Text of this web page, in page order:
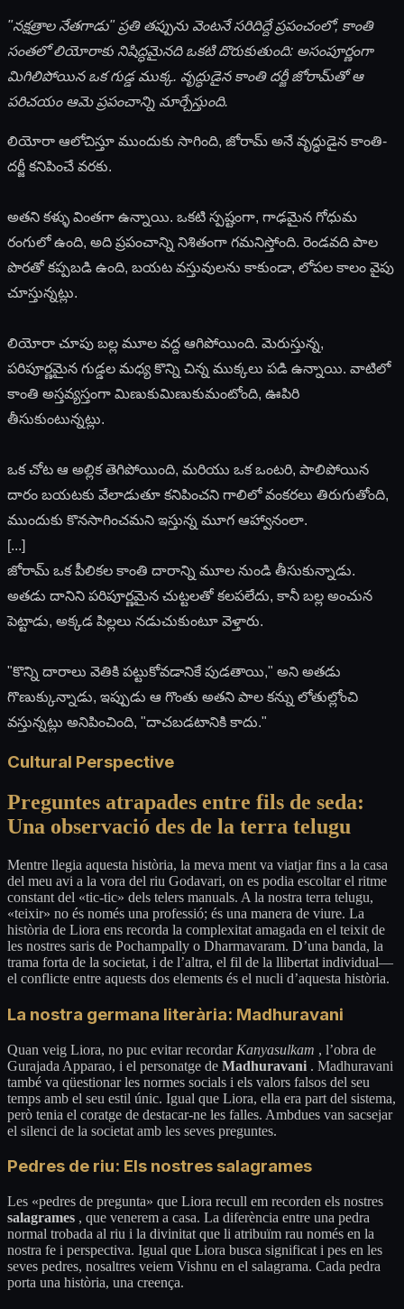
"నక్షత్రాల నేతగాడు" ప్రతి తప్పును వెంటనే సరిదిద్దే ప్రపంచంలో, కాంతి
సంతలో లియోరాకు నిషిద్ధమైనది ఒకటి దొరుకుతుంది: అసంపూర్ణంగా
మిగిలిపోయిన ఒక గుడ్డ ముక్క. వృద్ధుడైన కాంతి దర్జీ జోరామ్‌తో ఆ
పరిచయం ఆమె ప్రపంచాన్ని మార్చేస్తుంది.
లియోరా ఆలోచిస్తూ ముందుకు సాగింది, జోరామ్ అనే వృద్ధుడైన కాంతి-
దర్జీ కనిపించే వరకు.
అతని కళ్ళు వింతగా ఉన్నాయి. ఒకటి స్పష్టంగా, గాఢమైన గోధుమ
రంగులో ఉంది, అది ప్రపంచాన్ని నిశితంగా గమనిస్తోంది. రెండవది పాల
పొరతో కప్పబడి ఉంది, బయట వస్తువులను కాకుండా, లోపల కాలం వైపు
చూస్తున్నట్లు.
లియోరా చూపు బల్ల మూల వద్ద ఆగిపోయింది. మెరుస్తున్న,
పరిపూర్ణమైన గుడ్డల మధ్య కొన్ని చిన్న ముక్కలు పడి ఉన్నాయి. వాటిలో
కాంతి అస్తవ్యస్తంగా మిణుకుమిణుకుమంటోంది, ఊపిరి
తీసుకుంటున్నట్లు.
ఒక చోట ఆ అల్లిక తెగిపోయింది, మరియు ఒక ఒంటరి, పాలిపోయిన
దారం బయటకు వేలాడుతూ కనిపించని గాలిలో వంకరలు తిరుగుతోంది,
ముందుకు కొనసాగించమని ఇస్తున్న మూగ ఆహ్వానంలా.
[...]
జోరామ్ ఒక పీలికల కాంతి దారాన్ని మూల నుండి తీసుకున్నాడు.
అతడు దానిని పరిపూర్ణమైన చుట్టలతో కలపలేదు, కానీ బల్ల అంచున
పెట్టాడు, అక్కడ పిల్లలు నడుచుకుంటూ వెళ్తారు.
"కొన్ని దారాలు వెతికి పట్టుకోవడానికే పుడతాయి," అని అతడు
గొణుక్కున్నాడు, ఇప్పుడు ఆ గొంతు అతని పాల కన్ను లోతుల్లోంచి
వస్తున్నట్లు అనిపించింది, "దాచబడటానికి కాదు."
Cultural Perspective
Preguntes atrapades entre fils de seda:
Una observació des de la terra telugu
Mentre llegia aquesta història, la meva ment va viatjar fins a la casa
del meu avi a la vora del riu Godavari, on es podia escoltar el ritme
constant del «tic-tic» dels telers manuals. A la nostra terra telugu,
«teixir» no és només una professió; és una manera de viure. La
història de Liora ens recorda la complexitat amagada en el teixit de
les nostres saris de Pochampally o Dharmavaram. D’una banda, la
trama forta de la societat, i de l’altra, el fil de la llibertat individual—
el conflicte entre aquests dos elements és el nucli d’aquesta història.
La nostra germana literària: Madhuravani
Quan veig Liora, no puc evitar recordar Kanyasulkam , l’obra de
Gurajada Apparao, i el personatge de Madhuravani . Madhuravani
també va qüestionar les normes socials i els valors falsos del seu
temps amb el seu estil únic. Igual que Liora, ella era part del sistema,
però tenia el coratge de destacar-ne les falles. Ambdues van sacsejar
el silenci de la societat amb les seves preguntes.
Pedres de riu: Els nostres salagrames
Les «pedres de pregunta» que Liora recull em recorden els nostres
salagrames , que venerem a casa. La diferència entre una pedra
normal trobada al riu i la divinitat que li atribuïm rau només en la
nostra fe i perspectiva. Igual que Liora busca significat i pes en les
seves pedres, nosaltres veiem Vishnu en el salagrama. Cada pedra
porta una història, una creença.